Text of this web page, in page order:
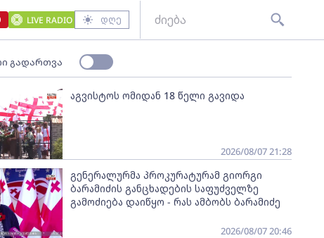
LIVE RADIO დღე
გადართვა
აგვისტოს ომიდან 18 წელი გავიდა
2026/08/07 21:28
გენერალურმა პროკურატურამ გიორგი
ბარამიძის განცხადების საფუძველზე
გამოძიება დაიწყო - რას ამბობს ბარამიძე
2026/08/07 20:46